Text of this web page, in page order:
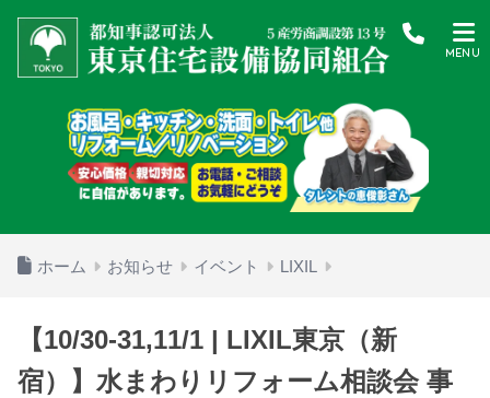
ホーム お知らせ イベント LIXIL
【10/30-31,11/1 | LIXIL東京（新
宿）】水まわりリフォーム相談会 事